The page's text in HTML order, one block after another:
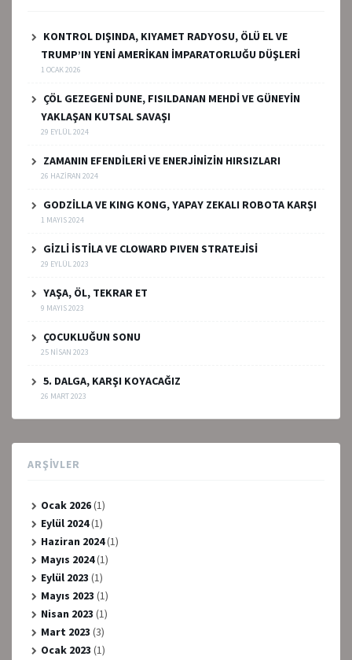
KONTROL DIŞINDA, KIYAMET RADYOSU, ÖLÜ EL VE
TRUMP’IN YENİ AMERİKAN İMPARATORLUĞU DÜŞLERİ
1 OCAK 2026
ÇÖL GEZEGENİ DUNE, FISILDANAN MEHDİ VE GÜNEYİN
YAKLAŞAN KUTSAL SAVAŞI
29 EYLÜL 2024
ZAMANIN EFENDİLERİ VE ENERJİNİZİN HIRSIZLARI
26 HAZIRAN 2024
GODZİLLA VE KING KONG, YAPAY ZEKALI ROBOTA KARŞI
1 MAYIS 2024
GİZLİ İSTİLA VE CLOWARD PIVEN STRATEJİSİ
29 EYLÜL 2023
YAŞA, ÖL, TEKRAR ET
9 MAYIS 2023
ÇOCUKLUĞUN SONU
25 NISAN 2023
5. DALGA, KARŞI KOYACAĞIZ
26 MART 2023
ARŞIVLER
Ocak 2026(1)
Eylül 2024(1)
Haziran 2024(1)
Mayıs 2024(1)
Eylül 2023 (1)
Mayıs 2023 (1)
Nisan 2023 (1)
Mart 2023 (3)
Ocak 2023 (1)